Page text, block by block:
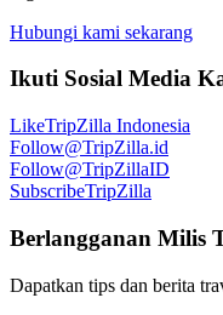
Hubungi kami sekarang
Ikuti Sosial Media
LikeTripZilla Indonesia
Follow@TripZilla.id
Follow@TripZillaID
SubscribeTripZilla
Berlangganan Milis
Dapatkan tips dan berita